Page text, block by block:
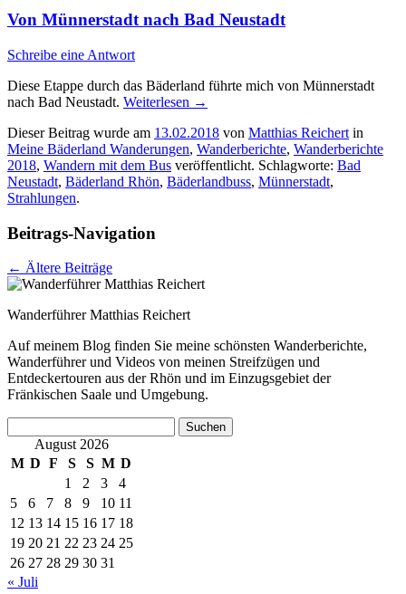
Von Münnerstadt nach Bad Neustadt
Schreibe eine Antwort
Diese Etappe durch das Bäderland führte mich von Münnerstadt
nach Bad Neustadt. Weiterlesen →
Dieser Beitrag wurde am 13.02.2018 von Matthias Reichert in
Meine Bäderland Wanderungen, Wanderberichte, Wanderberichte
2018, Wandern mit dem Bus veröffentlicht. Schlagworte: Bad
Neustadt, Bäderland Rhön, Bäderlandbuss, Münnerstadt,
Strahlungen.
Beitrags-Navigation
← Ältere Beiträge
Wanderführer Matthias Reichert
Auf meinem Blog finden Sie meine schönsten Wanderberichte,
Wanderführer und Videos von meinen Streifzügen und
Entdeckertouren aus der Rhön und im Einzugsgebiet der
Fränkischen Saale und Umgebung.
nach:August 2026
M D F S S M D
1
2 3
4
5
6 7 8 9 10 11
12 13 14 15 16 17 18
19 20 21 22 23 24 25
26 27 28 29 30 31
« Juli